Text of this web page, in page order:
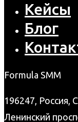
Кейсы
Блог
Formula SMM
196247, Россия,
Ленинский